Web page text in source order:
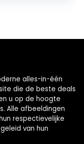
alles-in-één
die de beste deals
u op de hoogte
Alle afbeeldingen
respectievelijke
van hun